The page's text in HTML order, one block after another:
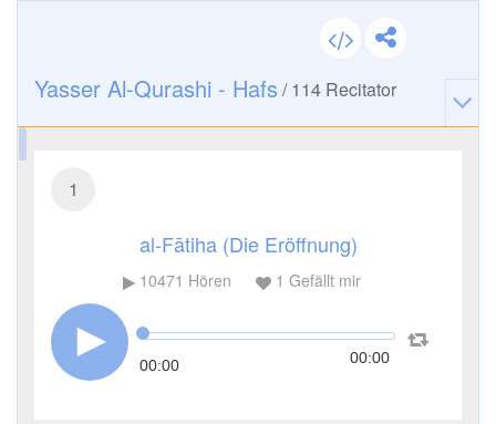
Yasser Al-Qurashi - Hafs /114 Recitator
1
al-Fātiha (Die Eröffnung)
10471 Hören 1 Gefällt mir
00:00 00:00